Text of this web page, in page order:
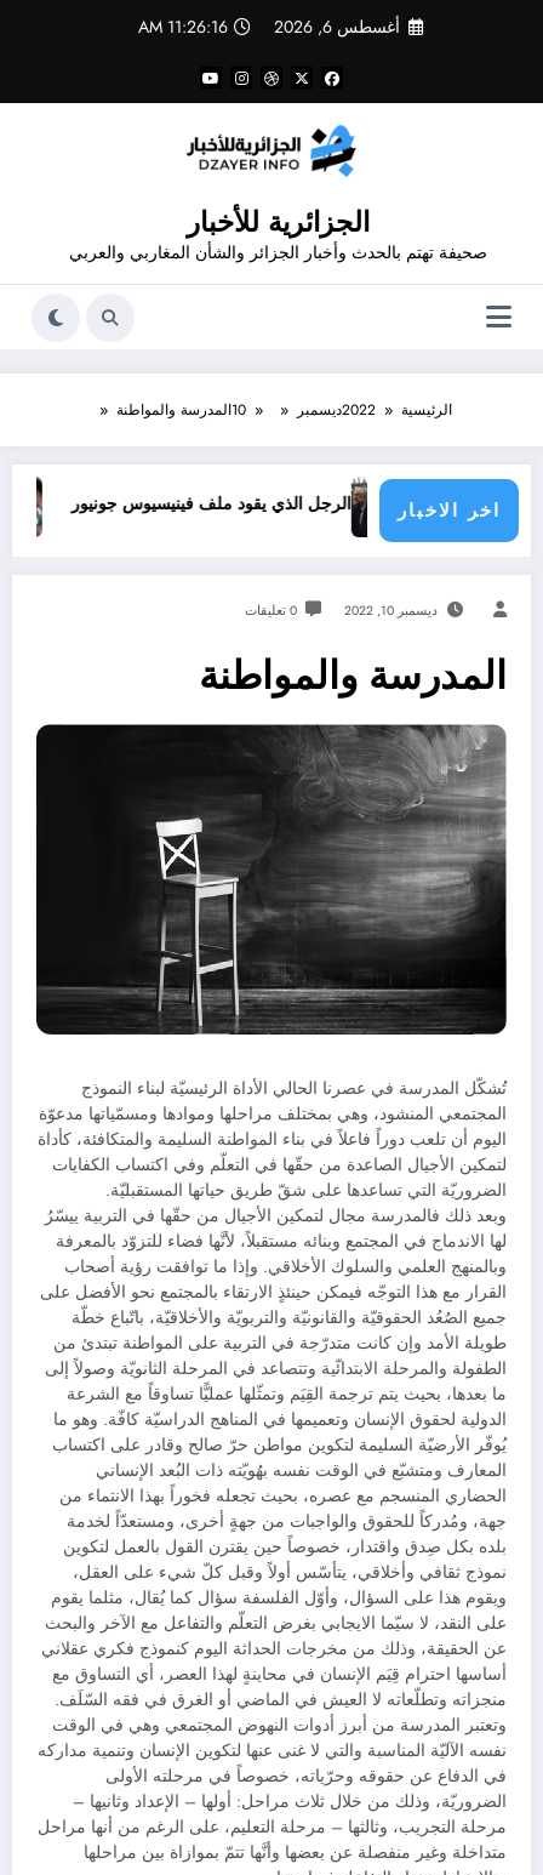
أغسطس 6, 2026 11:26:16 AM
الجزائرية للأخبار
صحيفة تهتم بالحدث وأخبار الجزائر والشأن المغاربي والعربي
الرئيسية 2022ديسمبر 10المدرسة والمواطنة
اخر الاخبار
الأطراف الرجل الذي يقود ملف فينيسيوس جونيور قانون المؤثرات العقلية في الجزائر
ديسمبر 10, 2022 0 تعليقات
المدرسة والمواطنة
تُشكّل المدرسة في عصرنا الحالي الأداة الرئيسيّة لبناء النموذج
المجتمعي المنشود، وهي بمختلف مراحلها وموادها ومسمّياتها مدعوّة
اليوم أن تلعب دوراً فاعلاً في بناء المواطنة السليمة والمتكافئة، كأداة
لتمكين الأجيال الصاعدة من حقّها في التعلّم وفي اكتساب الكفايات
الضروريّة التي تساعدها على شقّ طريق حياتها المستقبليّة.
وبعد ذلك فالمدرسة مجال لتمكين الأجيال من حقّها في التربية ييسّرُ
لها الاندماج في المجتمع وبنائه مستقبلاً، لأنَّها فضاء للتزوّد بالمعرفة
وبالمنهج العلمي والسلوك الأخلاقي. وإذا ما توافقت رؤية أصحاب
القرار مع هذا التوجّه فيمكن حينئذٍ الارتقاء بالمجتمع نحو الأفضل على
جميع الصُعُد الحقوقيّة والقانونيّة والتربويّة والأخلاقيّة، باتّباع خطّة
طويلة الأمد وإن كانت متدرّجة في التربية على المواطنة تبتدئ من
الطفولة والمرحلة الابتدائّية وتتصاعد في المرحلة الثانويّة وصولاً إلى
ما بعدها، بحيث يتم ترجمة القِيَم وتمثّلها عمليًّا تساوقاً مع الشرعة
الدولية لحقوق الإنسان وتعميمها في المناهج الدراسيّة كافّة. وهو ما
يُوفّر الأرضيّة السليمة لتكوين مواطن حرّ صالح وقادر على اكتساب
المعارف ومتشبّع في الوقت نفسه بهُويّته ذات البُعد الإنساني
الحضاري المنسجم مع عصره، بحيث تجعله فخوراً بهذا الانتماء من
جهة، ومُدركاً للحقوق والواجبات من جهةٍ أخرى، ومستعدّاً لخدمة
بلده بكل صِدق واقتدار، خصوصاً حين يقترن القول بالعمل لتكوين
نموذج ثقافي وأخلاقي، يتأسّس أولاً وقبل كلّ شيء على العقل،
ويقوم هذا على السؤال، وأوّل الفلسفة سؤال كما يُقال، مثلما يقوم
على النقد، لا سيّما الايجابي بغرض التعلّم والتفاعل مع الآخر والبحث
عن الحقيقة، وذلك من مخرجات الحداثة اليوم كنموذج فكري عقلاني
أساسها احترام قِيَم الإنسان في محاينةٍ لهذا العصر، أي التساوق مع
منجزاته وتطلّعاته لا العيش في الماضي أو الغرق في فقه السّلَف.
وتعتبر المدرسة من أبرز أدوات النهوض المجتمعي وهي في الوقت
نفسه الآليّة المناسبة والتي لا غنى عنها لتكوين الإنسان وتنمية مداركه
في الدفاع عن حقوقه وحرّياته، خصوصاً في مرحلته الأولى
الضروريّة، وذلك من خلال ثلاث مراحل: أولها – الإعداد وثانيها –
مرحلة التجريب، وثالثها – مرحلة التعليم، على الرغم من أنها مراحل
متداخلة وغير منفصلة عن بعضها وأنَّها تتمّ بموازاة بين مراحلها